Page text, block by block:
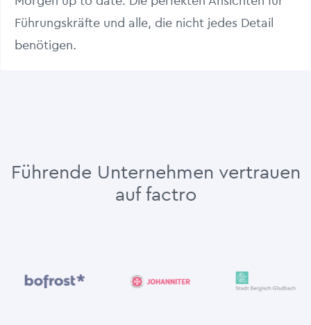
Führungskräfte und alle, die nicht jedes Detail
benötigen.
Führende Unternehmen vertrauen
auf factro